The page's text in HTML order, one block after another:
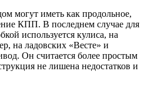
могут иметь как продольное,
КПП. В последнем случае для
используется кулиса, на
на ладовских «Весте» и
Он считается более простым
не лишена недостатков и